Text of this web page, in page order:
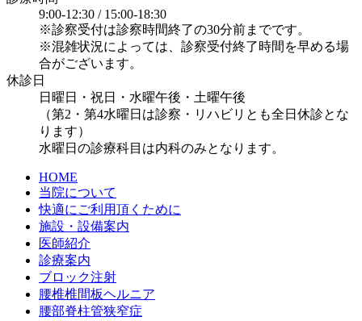
9:00-12:30 / 15:00-18:30
※診察受付は診察時間終了の30分前までです。
※混雑状況によっては、診察受付終了時間を早める場
合がございます。
休診日
日曜日・祝日・水曜午後・土曜午後
（第2・第4水曜日は診察・リハビリとも全日休診とな
ります）
水曜日の診療科目は内科のみとなります。
HOME
当院について
快適にご利用頂くために
施設・設備案内
医師紹介
診療案内
ブロック注射
腰椎椎間板ヘルニア
腰部脊柱管狭窄症